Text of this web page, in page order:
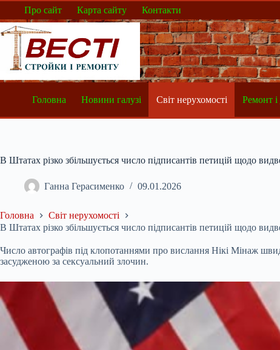
Перейти
вмісту
Про сайт Карта сайту Контакти
Головна Новини галузі Світ нерухомості Ремонт
В Штатах різко збільшується число підписантів петицій щодо
Ганна Герасименко 09.01.2026
Головна
Світ нерухомості
В Штатах різко збільшується число підписантів петицій щодо
Число автографів під клопотаннями про вислання Нікі Мінаж
засудженою за сексуальний злочин.